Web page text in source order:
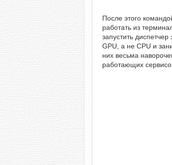
После этого
работать из
запустить
GPU, а не CPU и
них весьма
работающих